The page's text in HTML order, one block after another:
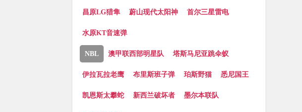
昌原LG猎隼 蔚山现代太阳神 首尔三星雷电
水原KT音速弹
NBL 澳甲联西部明星队 塔斯马尼亚跳伞蚁
伊拉瓦拉老鹰 布里斯班子弹 珀斯野猫 悉尼国王
凯恩斯太攀蛇 新西兰破坏者 墨尔本联队